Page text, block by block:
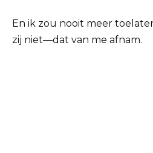
En ik zou nooit meer
zij niet—dat van me afnam.